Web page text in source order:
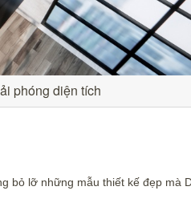
phóng diện tích
bỏ lỡ những mẫu thiết kế đẹp mà